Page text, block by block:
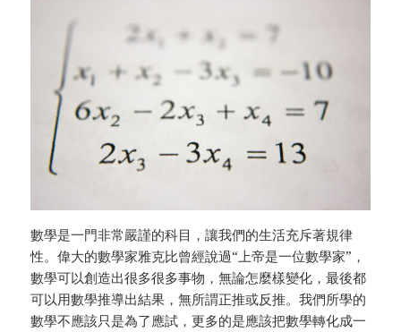
數學是一門非常嚴謹的科目，讓我們的生活充斥著規律
性。偉大的數學家雅克比曾經說過“上帝是一位數學家”，
數學可以創造出很多很多事物，無論怎麼樣變化，最後都
可以用數學推導出結果，無所謂正推或反推。我們所學的
數學不應該只是為了應試，更多的是應該把數學轉化成一